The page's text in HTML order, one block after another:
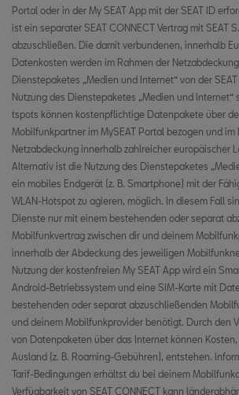
Litauen
Luxemburg
Lettland
Montenegro
Nordmazedonien
Malta
Niederlande
Polen
Portugal
Rumänien
Serbien
Portal oder in der My SEAT App mit der SEAT ID
ist ein separater SEAT CONNECT Vertrag mit SEAT
abzuschließen. Die damit verbundenen, innerhalb
Datenkosten werden im Rahmen der
Dienstepaketes „Medien und Internet“ von der
Nutzung des Dienstepaketes „Medien und Internet“
tspots können kostenpflichtige Datenpakete über
Mobilfunkpartner im MySEAT Portal bezogen und im
Netzabdeckung innerhalb zahlreicher europäischer
Alternativ ist die Nutzung des Dienstepaketes
ein mobiles Endgerät (z. B. Smartphone) mit der
WLAN-Hotspot zu agieren, möglich. In diesem Fall
Dienste nur mit einem bestehenden oder separat
Mobilfunkvertrag zwischen dir und deinem
innerhalb der Abdeckung des jeweiligen
Nutzung der kostenfreien My SEAT App wird ein
Android-Betriebssystem und eine SIM-Karte mit
bestehenden oder separat abzuschließenden
und deinem Mobilfunkprovider benötigt. Durch den
von Datenpaketen über das Internet können
Ausland (z. B. Roaming-Gebühren), entstehen.
Tarif-Bedingungen erhältst du bei deinem
Verfügbarkeit von SEAT CONNECT kann